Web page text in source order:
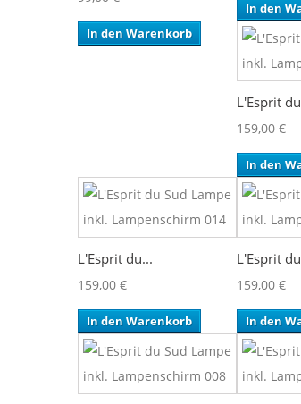
In den Warenkorb
In den
L'Esprit
159,00 €
In den
L'Esprit du...
159,00 €
In den Warenkorb
L'Esprit
159,00 €
In den